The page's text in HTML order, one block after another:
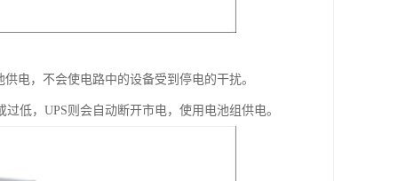
电，不会使电路中的设备受到停电的干扰。
低，UPS则会自动断开市电，使用电池组供电。